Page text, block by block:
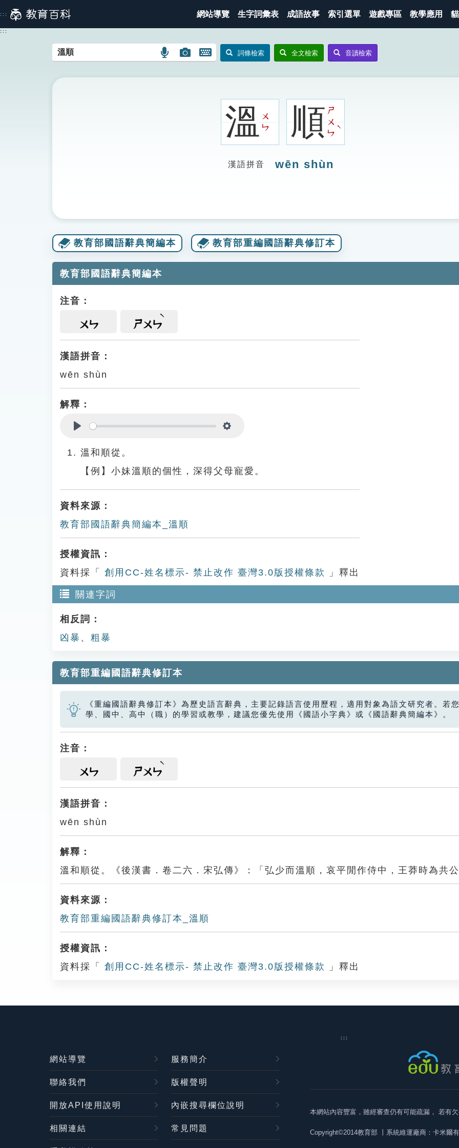
到
主
::: 網站導覽 生字詞彙表 成語故事 索引選單 遊戲專區 教學應用
:::
語
搜
圖
搜
開
鍵
詞條檢索 全文檢索 音讀檢索
溫ㄨ
ㄣ
順ㄕ
ㄨ
ㄣ
ˋ
漢語拼音 wēn shùn
教育部國語辭典簡編本 教育部重編國語辭典修訂本
教育部國語辭典簡編本
注音：
ㄨㄣ ㄕㄨㄣ
漢語拼音：
wēn shùn
解釋：
溫和順從。
【例】小妹溫順的個性，深得父母寵愛。
資料來源：
教育部國語辭典簡編本_溫順
授權資訊：
資料採「
創用CC-姓名標示- 禁止改作 臺灣3.0版授權條款 」釋出
關連字詞
相反詞：
凶暴 、 粗暴
教育部重編國語辭典修訂本
《重編國語辭典修訂本》為歷史語言辭典，主要記錄語言使用歷程，適用對象為語文研究者。若
學、國中、高中（職）的學習或教學，建議您優先使用《國語小字典》或《國語辭典簡編本》。
注音：
ㄨㄣ ㄕㄨㄣ
漢語拼音：
wēn shùn
解釋：
溫和順從。《後漢書．卷二六．宋弘傳》：「弘少而溫順，哀平閒作侍中，王莽時為共公
資料來源：
教育部重編國語辭典修訂本_溫順
授權資訊：
資料採「
創用CC-姓名標示- 禁止改作 臺灣3.0版授權條款 」釋出
:::
網站導覽 服務簡介
聯絡我們 版權聲明
開放API使用說明 內嵌搜尋欄位說明
相關連結 常見問題
本網站內容豐富，雖經審查仍有可能疏漏， 若有
Copyright©2014教育部 丨系統維運廠商：卡米爾